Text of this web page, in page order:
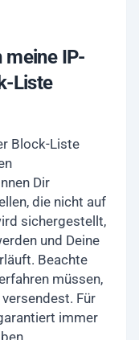
meine IP-
Liste
Block-Liste
Dir
die nicht auf
sichergestellt,
und Deine
Beachte
müssen,
Für
immer